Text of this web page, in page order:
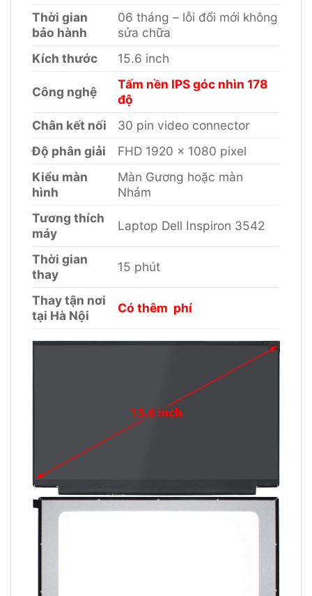
Thời gian
bảo hành
06 tháng – lỗi đổi mới không
sửa chữa
Kích thước
15.6 inch
Công nghệ
Tấm nền IPS góc nhìn 178
độ
Chân kết nối
30 pin video connector
Độ phân giải
FHD 1920 x 1080 pixel
Kiểu màn
hình
Màn Gương hoặc màn
Nhám
Tương thích
máy
Laptop Dell Inspiron 3542
Thời gian
thay
15 phút
Thay tận nơi
tại Hà Nội
Có thêm phí